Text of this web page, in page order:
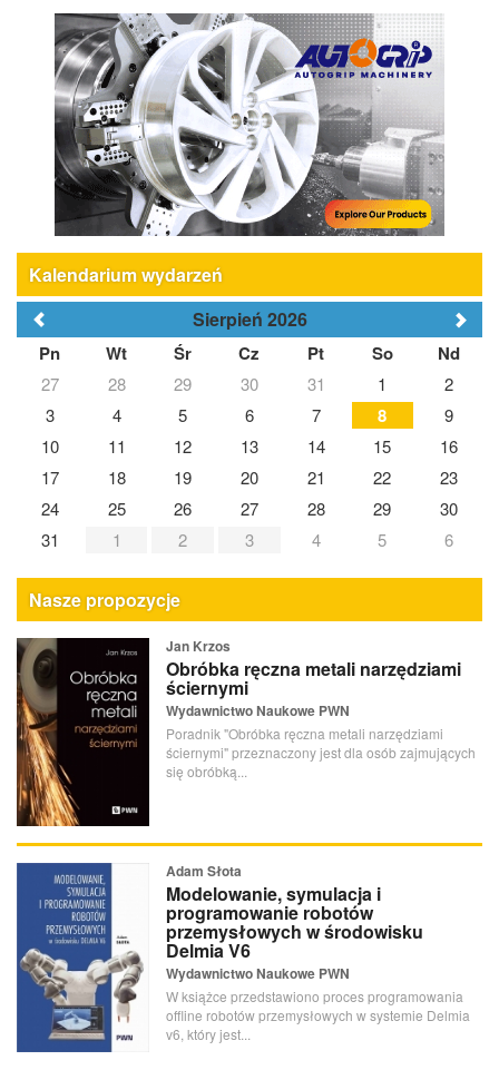
Kalendarium wydarzeń
Sierpień 2026
Pn Wt Śr Cz Pt So Nd
27 28 29 30 31 1
2
3
4 5 6 7 8
9
10
11 12 13 14 15
16
17
18 19 20 21 22
23
24
25 26 27 28 29
30
31
1 2 3 4 5 6
Nasze propozycje
Jan Krzos
Obróbka ręczna metali narzędziami
ściernymi
Wydawnictwo Naukowe PWN
Poradnik "Obróbka ręczna metali narzędziami
ściernymi" przeznaczony jest dla osób zajmujących
się obróbką...
Adam Słota
Modelowanie, symulacja i
programowanie robotów
przemysłowych w środowisku
Delmia V6
Wydawnictwo Naukowe PWN
W książce przedstawiono proces programowania
offline robotów przemysłowych w systemie Delmia
v6, który jest...